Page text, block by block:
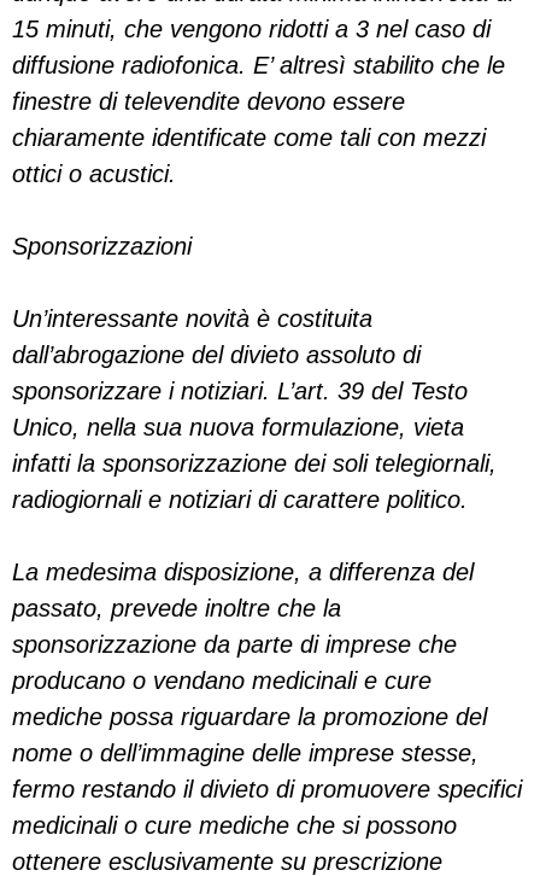
15 minuti, che vengono ridotti a 3 nel caso di
diffusione radiofonica. E’ altresì stabilito che le
finestre di televendite devono essere
chiaramente identificate come tali con mezzi
ottici o acustici.
Sponsorizzazioni
Un’interessante novità è costituita
dall’abrogazione del divieto assoluto di
sponsorizzare i notiziari. L’art. 39 del Testo
Unico, nella sua nuova formulazione, vieta
infatti la sponsorizzazione dei soli telegiornali,
radiogiornali e notiziari di carattere politico.
La medesima disposizione, a differenza del
passato, prevede inoltre che la
sponsorizzazione da parte di imprese che
producano o vendano medicinali e cure
mediche possa riguardare la promozione del
nome o dell’immagine delle imprese stesse,
fermo restando il divieto di promuovere specifici
medicinali o cure mediche che si possono
ottenere esclusivamente su prescrizione